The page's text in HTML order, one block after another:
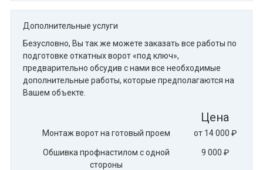
Дополнительные услуги
Безусловно, Вы так же можете заказать все работы по
подготовке откатных ворот «под ключ»,
предварительно обсудив с нами все необходимые
дополнительные работы, которые предполагаются на
Вашем объекте.
Цена
Монтаж ворот на готовый проем от 14 000 ₽
Обшивка профнастилом с одной
стороны
9 000 ₽